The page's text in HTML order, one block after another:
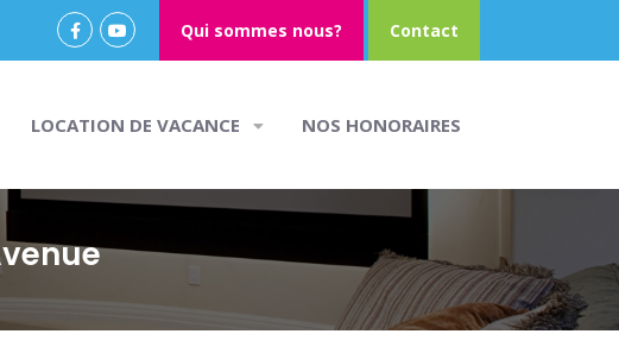
Qui sommes nous? Contact
LOCATION DE VACANCE NOS HONORAIRES